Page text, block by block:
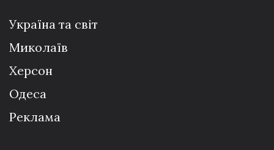
Україна та світ
Миколаїв
Херсон
Одеса
Реклама